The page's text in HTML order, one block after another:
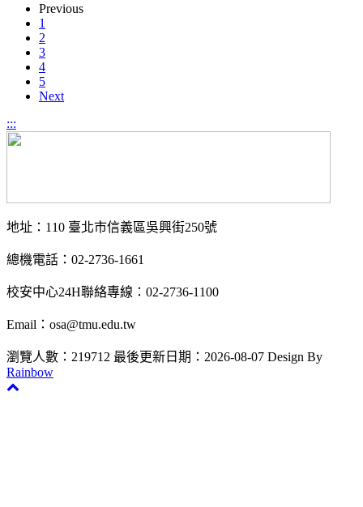
Previous
1
2
3
4
5
Next
:::
地址：110 臺北市信義區吳興街250號
總機電話：02-2736-1661
校安中心24H聯絡專線：02-2736-1100
Email：osa@tmu.edu.tw
瀏覽人數：219712 最後更新日期：2026-08-07 Design By
Rainbow